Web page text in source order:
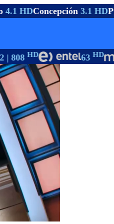
4.1 HDConcepción3.1 HD
| 808HD 63HD